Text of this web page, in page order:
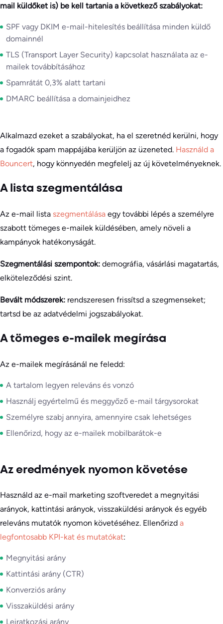
mail küldőket is) be kell tartania a következő szabályokat:
SPF vagy DKIM e-mail-hitelesítés beállítása minden küldő
domainnél
TLS (Transport Layer Security) kapcsolat használata az e-
mailek továbbításához
Spamrátát 0,3% alatt tartani
DMARC beállítása a domainjeidhez
Alkalmazd ezeket a szabályokat, ha el szeretnéd kerülni, hogy
a fogadók spam mappájába kerüljön az üzeneted. Használd a
Bouncert, hogy könnyedén megfelelj az új követelményeknek.
A lista szegmentálása
Az e-mail lista szegmentálása egy további lépés a személyre
szabott tömeges e-mailek küldésében, amely növeli a
kampányok hatékonyságát.
Szegmentálási szempontok: demográfia, vásárlási magatartás,
elköteleződési szint.
Bevált módszerek: rendszeresen frissítsd a szegmenseket;
tartsd be az adatvédelmi jogszabályokat.
A tömeges e-mailek megírása
Az e-mailek megírásánál ne feledd:
A tartalom legyen releváns és vonzó
Használj egyértelmű és meggyőző e-mail tárgysorokat
Személyre szabj annyira, amennyire csak lehetséges
Ellenőrizd, hogy az e-mailek mobilbarátok-e
Az eredmények nyomon követése
Használd az e-mail marketing szoftveredet a megnyitási
arányok, kattintási arányok, visszaküldési arányok és egyéb
releváns mutatók nyomon követéséhez. Ellenőrizd a
legfontosabb KPI-kat és mutatókat:
Megnyitási arány
Kattintási arány (CTR)
Konverziós arány
Visszaküldési arány
Leiratkozási arány